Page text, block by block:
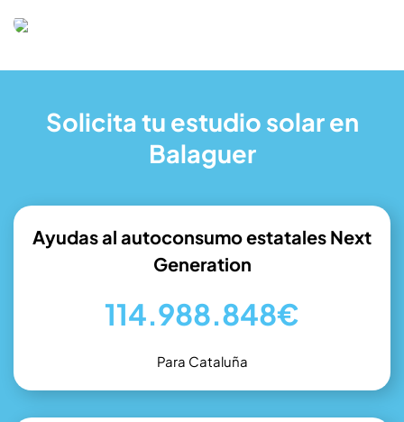
Solicita tu estudio solar en
Balaguer
Ayudas al autoconsumo estatales Next
Generation
114.988.848€
Para Cataluña